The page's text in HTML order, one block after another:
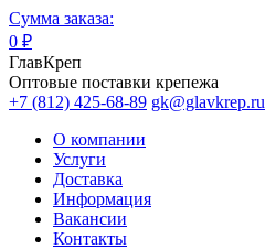
Сумма заказа:
0 ₽
ГлавКреп
Оптовые поставки крепежа
+7 (812) 425-68-89 gk@glavkrep.ru
О компании
Услуги
Доставка
Информация
Вакансии
Контакты